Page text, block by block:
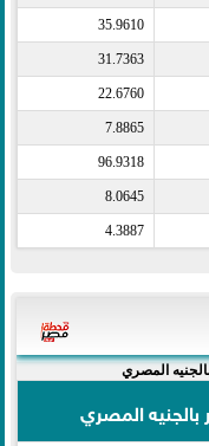
35.9610
31.7363
22.6760
7.8865
96.9318
8.0645
4.3887
المصري
بالجنيه المصري